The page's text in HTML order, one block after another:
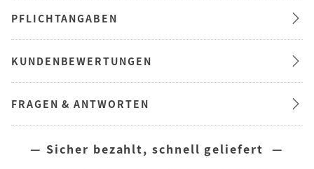
PFLICHTANGABEN
KUNDENBEWERTUNGEN
FRAGEN & ANTWORTEN
— Sicher bezahlt, schnell geliefert —